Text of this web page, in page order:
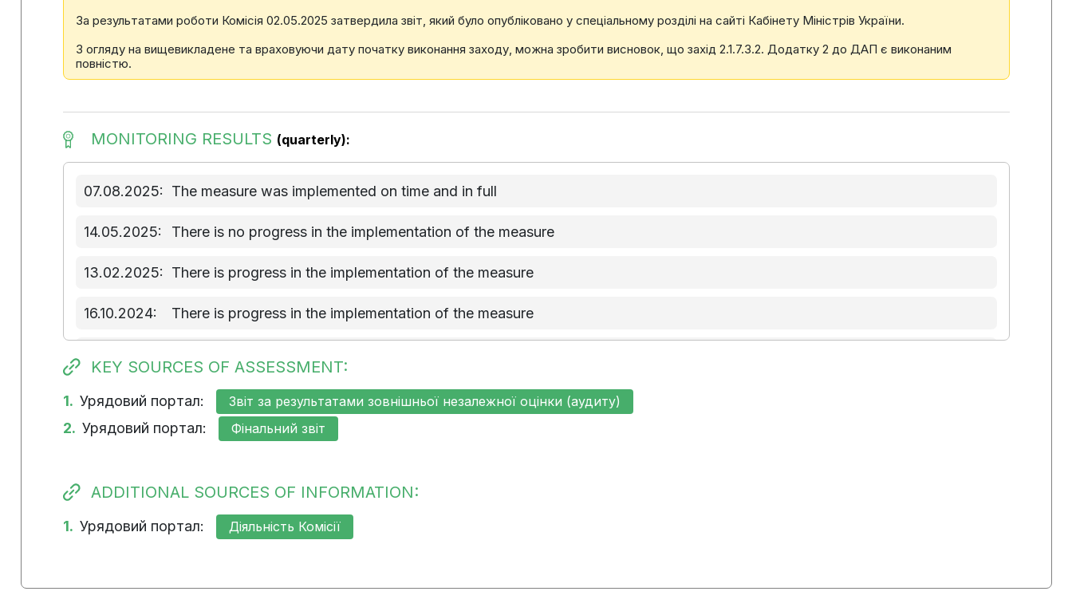
За результатами роботи Комісія 02.05.2025 затвердила звіт, який було опубліковано у спеціальному розділі на сайті Кабінету Міністрів України.
З огляду на вищевикладене та враховуючи дату початку виконання заходу, можна зробити висновок, що захід 2.1.7.3.2. Додатку 2 до ДАП є виконаним
повністю.
MONITORING RESULTS (quarterly):
07.08.2025: The measure was implemented on time and in full
14.05.2025: There is no progress in the implementation of the measure
13.02.2025: There is progress in the implementation of the measure
16.10.2024: There is progress in the implementation of the measure
14.05.2024: Implementation of the measure has not started
KEY SOURCES OF ASSESSMENT:
1. Урядовий портал: Звіт за результатами зовнішньої незалежної оцінки (аудиту)
2. Урядовий портал: Фінальний звіт
ADDITIONAL SOURCES OF INFORMATION:
1. Урядовий портал: Діяльність Комісії